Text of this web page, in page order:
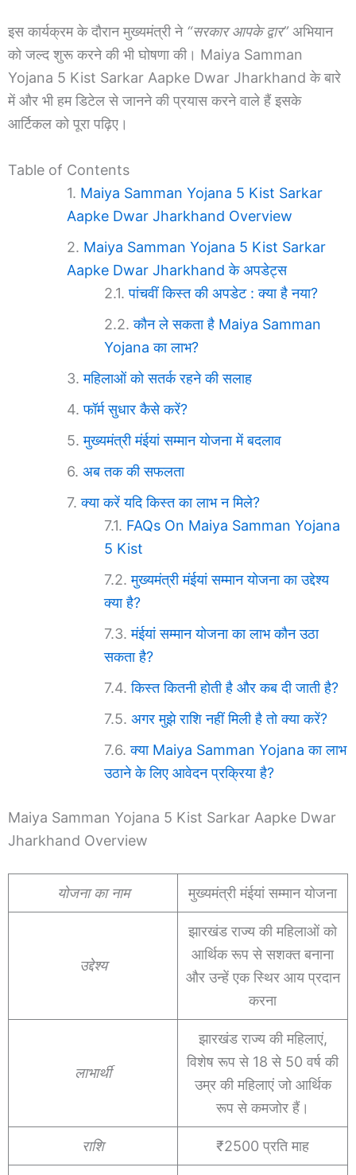
इस कार्यक्रम के दौरान मुख्यमंत्री ने “सरकार आपके द्वार”अभियान
को जल्द शुरू करने की भी घोषणा की। Maiya Samman
Yojana 5 Kist Sarkar Aapke Dwar Jharkhand के बारे
में और भी हम डिटेल से जानने की प्रयास करने वाले हैं इसके
आर्टिकल को पूरा पढ़िए।
Table of Contents
Maiya Samman Yojana 5 Kist Sarkar
Aapke Dwar Jharkhand Overview
Maiya Samman Yojana 5 Kist Sarkar
Aapke Dwar Jharkhand के अपडेट्स
पांचवीं किस्त की अपडेट : क्या है नया?
कौन ले सकता है Maiya Samman
Yojana का लाभ?
महिलाओं को सतर्क रहने की सलाह
फॉर्म सुधार कैसे करें?
मुख्यमंत्री मंईयां सम्मान योजना में बदलाव
अब तक की सफलता
क्या करें यदि किस्त का लाभ न मिले?
FAQs On Maiya Samman Yojana
5 Kist
मुख्यमंत्री मंईयां सम्मान योजना का उद्देश्य
क्या है?
मंईयां सम्मान योजना का लाभ कौन उठा
सकता है?
किस्त कितनी होती है और कब दी जाती है?
अगर मुझे राशि नहीं मिली है तो क्या करें?
क्या Maiya Samman Yojana का लाभ
उठाने के लिए आवेदन प्रक्रिया है?
Maiya Samman Yojana 5 Kist Sarkar Aapke Dwar
Jharkhand Overview
योजना का नाम मुख्यमंत्री मंईयां सम्मान योजना
उद्देश्य
झारखंड राज्य की महिलाओं को
आर्थिक रूप से सशक्त बनाना
और उन्हें एक स्थिर आय प्रदान
करना
लाभार्थी
झारखंड राज्य की महिलाएं,
विशेष रूप से 18 से 50 वर्ष की
उम्र की महिलाएं जो आर्थिक
रूप से कमजोर हैं।
राशि ₹2500 प्रति माह